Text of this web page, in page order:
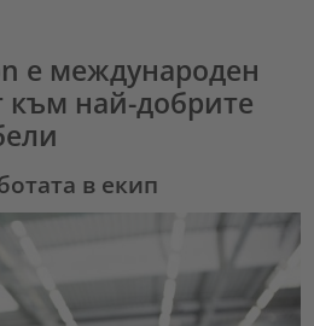
е международен
към най-добрите
в екип